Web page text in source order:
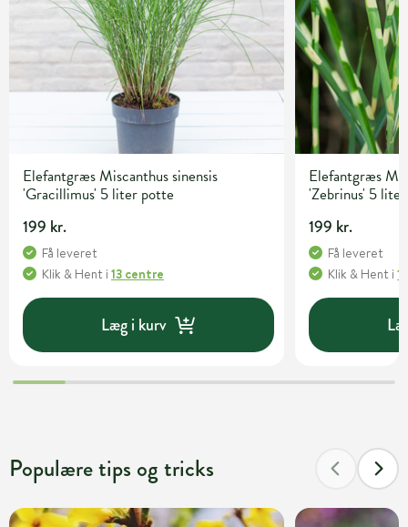
Elefantgræs Miscanthus sinensis
'Gracillimus' 5 liter potte
199 kr.
Få leveret
Klik & Hent i 13 centre
Læg i kurv
Elefantgræs
'Zebrinus' 5
199 kr.
Få leveret
Klik & Hent i
Populære tips og tricks